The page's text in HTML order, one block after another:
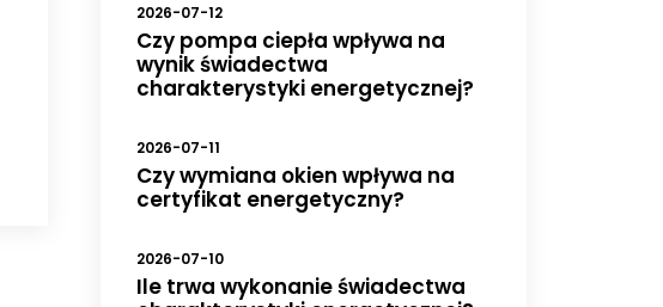
2026-07-12
Czy pompa ciepła wpływa na
wynik świadectwa
charakterystyki energetycznej?
2026-07-11
Czy wymiana okien wpływa na
certyfikat energetyczny?
2026-07-10
Ile trwa wykonanie świadectwa